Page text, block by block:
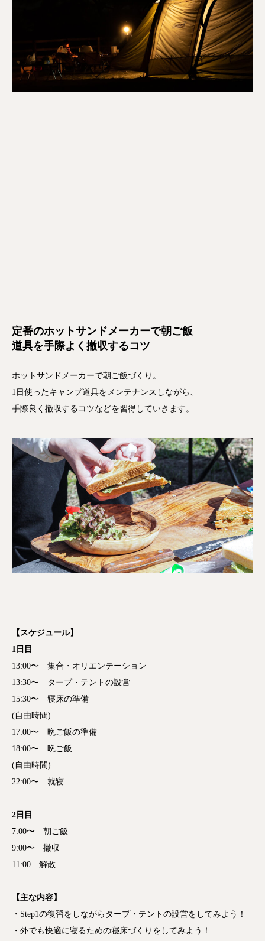
定番のホットサンドメーカーで朝ご飯
道具を手際よく撤収するコツ
ホットサンドメーカーで朝ご飯づくり。
1日使ったキャンプ道具をメンテナンスしながら、
手際良く撤収するコツなどを習得していきます。
【スケジュール】
1日目
13:00〜 集合・オリエンテーション
13:30〜 タープ・テントの設営
15:30〜 寝床の準備
(自由時間)
17:00〜 晩ご飯の準備
18:00〜 晩ご飯
(自由時間)
22:00〜 就寝
2日目
7:00〜 朝ご飯
9:00〜 撤収
11:00 解散
【主な内容】
・Step1の復習をしながらタープ・テントの設営をしてみよう！
・外でも快適に寝るための寝床づくりをしてみよう！